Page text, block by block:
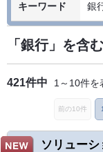
キーワード 銀
「銀行」を含む
421件中 1～10件を
前の10件 1
ソリューシ